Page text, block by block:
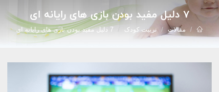
7 دلیل مفید بودن بازی های رایانه ای
مقالات تربیت کودک 7 دلیل مفید بودن بازی های رایانه ای